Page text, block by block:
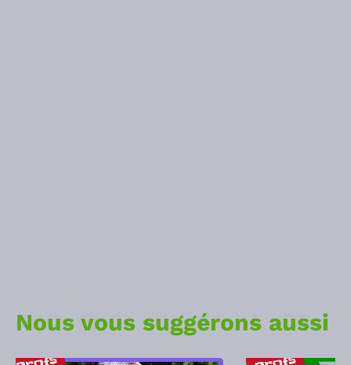
Nous vous suggérons aussi